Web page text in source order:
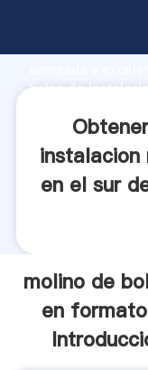
capacidad de
bolas de
todos los
en el sur
molino de
en